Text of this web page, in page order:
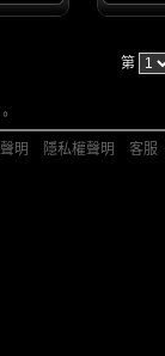
第
明 隱私權聲明 客服